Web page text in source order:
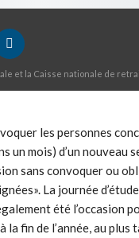
et la Caisse nationale de
les personnes
un mois) d’un
sans convoquer ou
La journée
été l’occasion
fin de l’année, au